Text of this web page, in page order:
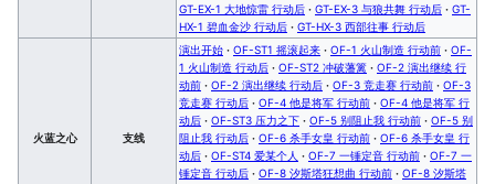
GT-EX-1 大地惊雷 行动后 · GT-EX-3 与狼共舞 行动后 · GT-
HX-1 碧血金沙 行动后 · GT-HX-3 西部往事 行动后
火蓝之心 支线
演出开始 · OF-ST1 摇滚起来 · OF-1 火山制造 行动前 · OF-
1 火山制造 行动后 · OF-ST2 冲破藩篱 · OF-2 演出继续 行
动前 · OF-2 演出继续 行动后 · OF-3 竞走赛 行动前 · OF-3
竞走赛 行动后 · OF-4 他是将军 行动前 · OF-4 他是将军 行
动后 · OF-ST3 压力之下 · OF-5 别阻止我 行动前 · OF-5 别
阻止我 行动后 · OF-6 杀手女皇 行动前 · OF-6 杀手女皇 行
动后 · OF-ST4 爱某个人 · OF-7 一锤定音 行动前 · OF-7 一
锤定音 行动后 · OF-8 汐斯塔狂想曲 行动前 · OF-8 汐斯塔